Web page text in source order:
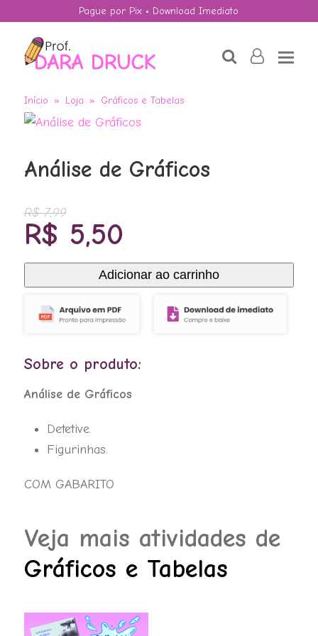
Pague por Pix • Download Imediato
searchuser-
Início » Loja » Gráficos e Tabelas
Análise de Gráficos
R$7,99
O
preço
original
era:
R$ 7,99.
R$ 5,50
preço
atual
R$ 5,50.
Análise
Gráficos
Adicionar ao carrinho
Sobre o produto:
Análise de Gráficos
Detetive.
Figurinhas.
COM GABARITO
Veja mais atividades de
Gráficos e Tabelas
R$3,50